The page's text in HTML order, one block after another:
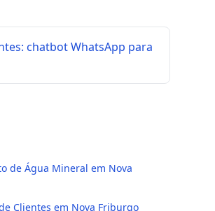
chatbot WhatsApp para
de Água Mineral em Nova
Clientes em Nova Friburgo